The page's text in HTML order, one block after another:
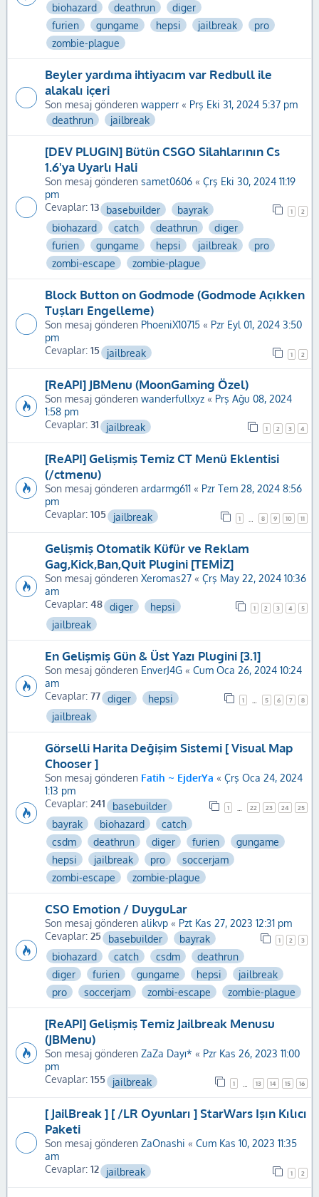
biohazard
deathrun
diger
furien
gungame hepsi jailbreak
pro
zombie-plague
Beyler yardıma ihtiyacım var Redbull ile
alakalı içeri
Son mesaj gönderen wapperr « Prş Eki 31, 2024 5:37 pm
deathrun
jailbreak
[DEV PLUGIN] Bütün CSGO Silahlarının Cs
1.6'ya Uyarlı Hali
Son mesaj gönderen samet0606 « Çrş Eki 30, 2024 11:19
pm
Cevaplar: 13 1 2
basebuilder
bayrak
biohazard
catch deathrun
diger
furien
gungame hepsi jailbreak
pro
zombi-escape
zombie-plague
Block Button on Godmode (Godmode Açıkken
Tuşları Engelleme)
Son mesaj gönderen PhoeniX10715 « Pzr Eyl 01, 2024 3:50
pm
Cevaplar: 15 1 2
jailbreak
[ReAPI] JBMenu (MoonGaming Özel)
Son mesaj gönderen wanderfullxyz « Prş Ağu 08, 2024
1:58 pm
Cevaplar: 31 1 2 3 4
jailbreak
[ReAPI] Gelişmiş Temiz CT Menü Eklentisi
(/ctmenu)
Son mesaj gönderen ardarmg611 « Pzr Tem 28, 2024 8:56
pm
Cevaplar: 105 1 8 9 10 11
jailbreak
Gelişmiş Otomatik Küfür ve Reklam
Gag,Kick,Ban,Quit Plugini [TEMİZ]
Son mesaj gönderen Xeromas27 « Çrş May 22, 2024 10:36
am
Cevaplar: 48 1 2 3 4 5
diger
hepsi
jailbreak
En Gelişmiş Gün & Üst Yazı Plugini [3.1]
Son mesaj gönderen EnverJ4G « Cum Oca 26, 2024 10:24
am
Cevaplar: 77 1 5 6 7 8
diger
hepsi
jailbreak
Görselli Harita Değişim Sistemi [ Visual Map
Chooser ]
Son mesaj gönderen Fatih ~ EjderYa « Çrş Oca 24, 2024
1:13 pm
Cevaplar: 241 1 22 23 24 25
basebuilder
bayrak
biohazard
catch
csdm
deathrun diger furien
gungame
hepsi
jailbreak pro
soccerjam
zombi-escape
zombie-plague
CSO Emotion / DuyguLar
Son mesaj gönderen alikvp « Pzt Kas 27, 2023 12:31 pm
Cevaplar: 25 1 2 3
basebuilder
bayrak
biohazard
catch csdm
deathrun
diger
furien gungame hepsi
jailbreak
pro
soccerjam zombi-escape zombie-plague
[ReAPI] Gelişmiş Temiz Jailbreak Menusu
(JBMenu)
Son mesaj gönderen ZaZa Dayı* « Pzr Kas 26, 2023 11:00
pm
Cevaplar: 155 1 13 14 15 16
jailbreak
[ JailBreak ] [ /LR Oyunları ] StarWars Işın Kılıcı
Paketi
Son mesaj gönderen ZaOnashi « Cum Kas 10, 2023 11:35
am
Cevaplar: 12 1 2
jailbreak